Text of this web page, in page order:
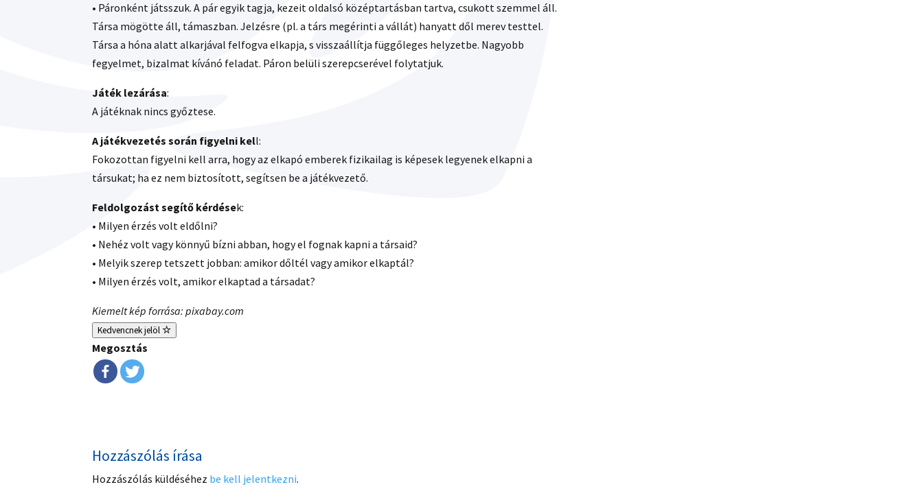
• Páronként játsszuk. A pár egyik tagja, kezeit oldalsó középtartásban tartva, csukott szemmel áll.
Társa mögötte áll, támaszban. Jelzésre (pl. a társ megérinti a vállát) hanyatt dől merev testtel.
Társa a hóna alatt alkarjával felfogva elkapja, s visszaállítja függőleges helyzetbe. Nagyobb
fegyelmet, bizalmat kívánó feladat. Páron belüli szerepcserével folytatjuk.
Játék lezárása:
A játéknak nincs győztese.
A játékvezetés során figyelni kell:
Fokozottan figyelni kell arra, hogy az elkapó emberek fizikailag is képesek legyenek elkapni a
társukat; ha ez nem biztosított, segítsen be a játékvezető.
Feldolgozást segítő kérdések:
• Milyen érzés volt eldőlni?
• Nehéz volt vagy könnyű bízni abban, hogy el fognak kapni a társaid?
• Melyik szerep tetszett jobban: amikor dőltél vagy amikor elkaptál?
• Milyen érzés volt, amikor elkaptad a társadat?
Kiemelt kép forrása: pixabay.com
Kedvencnek jelöl
Megosztás
Hozzászólás írása
Hozzászólás küldéséhez be kell jelentkezni.